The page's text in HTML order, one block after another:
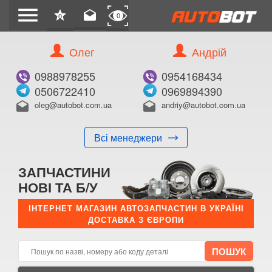
menu star
0 drafts 0
Олег
0988978255
0506722410
drafts oleg@autobot.com.ua
Всі менеджери
Андрій
0954168434
0969894390
drafts andriy@autobot.com.ua
ЗАПЧАСТИНИ
НОВІ ТА Б/У
ІНТЕРНЕТ МАГАЗИН АВТОЗАПЧАСТИН В УКРАЇНІ
ДОСТАВКА З ЄВРОПИ
КУПИТИ
Оригінальний номер:
Примітка:
E-mail:
Телефон: